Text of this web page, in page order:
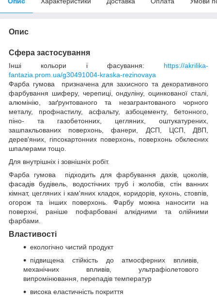
Опис
Сфера застосування
Інші кольори і фасування: https://akrilika-
fantazia.prom.ua/g30491004-kraska-rezinovaya
Фарба гумова призначена для захисного та декоративного
фарбування шиферу, черепиці, ондуліну, оцинкованої сталі,
алюмінію, заґрунтованого та незагрантованого чорного
металу, профнастилу, асфальту, азбоцементу, бетонного,
піно- та газобетонних, цегляних, оштукатурених,
зашпакльованих поверхонь, фанери, ДСП, ЦСП, ДВП,
дерев'яних, гіпсокартонних поверхонь, поверхонь обклеєних
шпалерами тощо.
Для внутрішніх і зовнішніх робіт.
Фарба гумова підходить для фарбування дахів, цоколів,
фасадів будівель, водостічних труб і жолобів, стін ванних
кімнат, цегляних і кам'яних кладок, коридорів, кухонь, стовпів,
огорож та інших поверхонь. Фарбу можна наносити на
поверхні, раніше пофарбовані алкідними та олійними
фарбами.
Властивості
екологічно чистий продукт
підвищена стійкість до атмосферних впливів,
механічних впливів, ультрафіолетового
випромінювання, перепадів температур
висока еластичність покриття